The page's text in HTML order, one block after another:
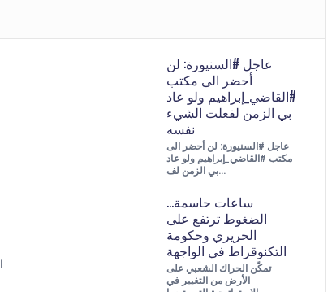
عاجل #السنيورة: لن
أحضر الى مكتب
#القاضي_إبراهيم ولو عاد
بي الزمن لفعلت الشيء
نفسه
عاجل #السنيورة: لن أحضر الى
مكتب #القاضي_إبراهيم ولو عاد
بي الزمن لف…
ساعات حاسمة…
الضغوط ترتفع على
الحريري وحكومة
التكنوقراط في الواجهة
تمكّن الحراك الشعبي على
الأرض من التغيير في